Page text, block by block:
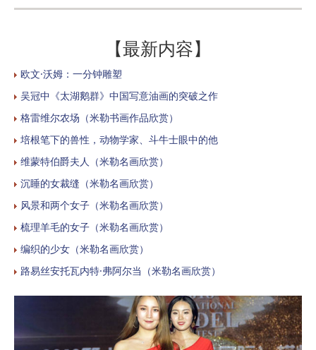
【最新内容】
欧文·沃姆：一分钟雕塑
吴冠中《太湖鹅群》中国写意油画的突破之作
格雷维尔农场（米勒书画作品欣赏）
培根笔下的兽性，动物学家、斗牛士眼中的他
维蒙特伯爵夫人（米勒名画欣赏）
沉睡的女裁缝（米勒名画欣赏）
风景和两个女子（米勒名画欣赏）
梳理羊毛的女子（米勒名画欣赏）
编织的少女（米勒名画欣赏）
路易丝安托瓦内特·弗阿尔当（米勒名画欣赏）